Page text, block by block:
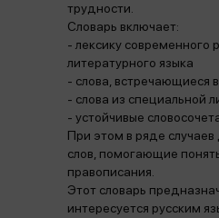
трудности.
Словарь включает:
- лексику современного
литературного языка
- слова, встречающиеся
- слова из специальной
- устойчивые
При этом в ряде
слов, помогающие
правописания.
Этот словарь
интересуется русским